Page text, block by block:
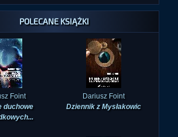
POLECANE KSIĄŻKI
Foint
duchowe
Dariusz Foint
Dziennik z Mysłakowic